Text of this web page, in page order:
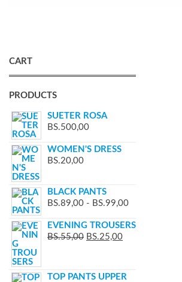
CART
PRODUCTS
SUETER ROSA
BS.500,00
WOMEN'S DRESS
BS.20,00
BLACK PANTS
BS.89,00 - BS.99,00
EVENING TROUSERS
BS.55,00 BS.25,00
TOP PANTS UPPER